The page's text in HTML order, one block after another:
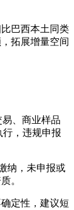
巴西本土同类
拓展增量空间
、商业样品
行，违规申报
纳，未申报或
。
定性，建议短